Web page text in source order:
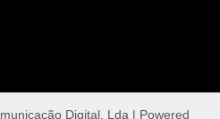
Digital, Lda | Powered